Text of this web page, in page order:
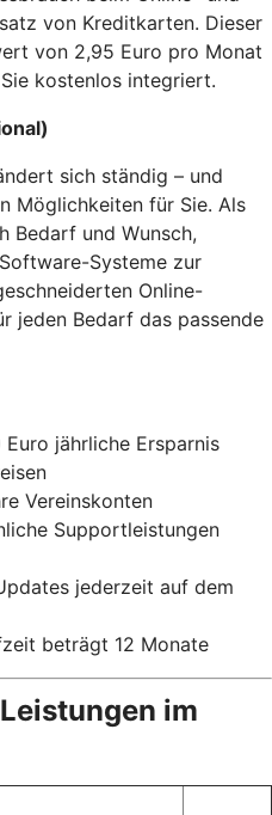
von Kreditkarten. Dieser
von 2,95 Euro pro Monat
kostenlos integriert.
sich ständig – und
Möglichkeiten für Sie. Als
Bedarf und Wunsch,
Systeme zur
Online-
jeden Bedarf das passende
jährliche Ersparnis
Vereinskonten
Supportleistungen
jederzeit auf dem
beträgt 12 Monate
im